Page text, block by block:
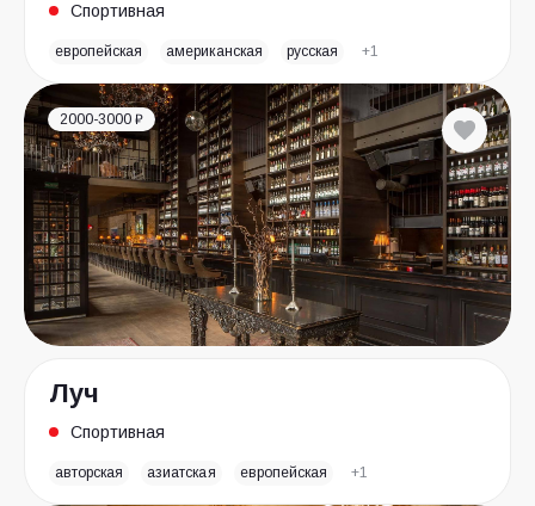
Спортивная
европейская американская русская +1
2000-3000 ₽
Луч
Спортивная
авторская азиатская европейская +1